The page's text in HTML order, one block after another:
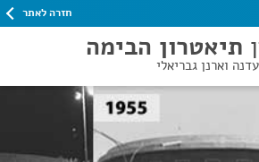
חזרה לאתר
תיאטרון הבימה
וארנן גבריאלי